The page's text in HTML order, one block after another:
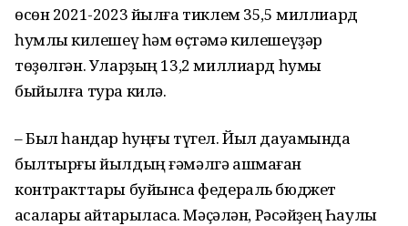
өсөн 2021-2023 йылға тиклем 35,5 миллиард
һумлыҡ килешеү һәм өҫтәмә килешеүҙәр
төҙөлгән. Уларҙың 13,2 миллиард һумы
быйылға тура килә.
– Был һандар һуңғы түгел. Йыл дауамында
былтырғы йылдың ғәмәлгә ашмаған
контракттары буйынса федераль бюджет
аҡсалары ҡайтарыласаҡ. Мәҫәлән, Рәсәйҙең Һаулыҡ